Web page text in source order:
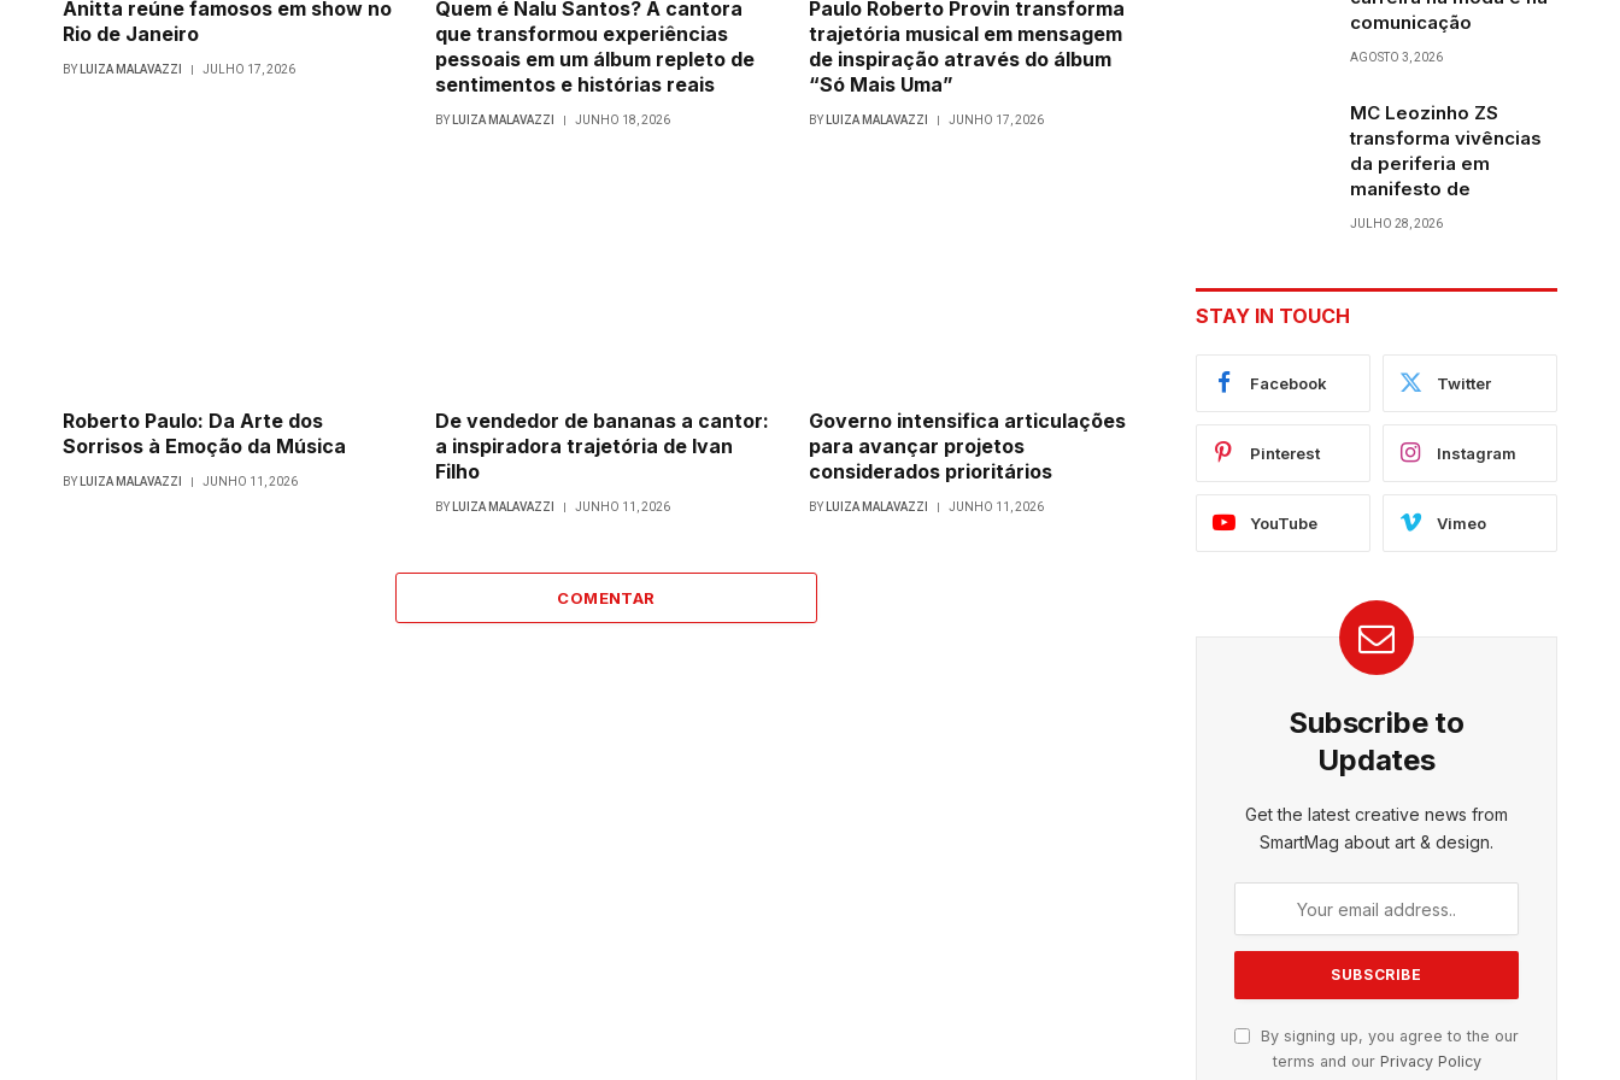
Anitta reúne famosos em show no
Rio de Janeiro
BY LUIZA MALAVAZZI JULHO 17, 2026
Quem é Nalu Santos? A cantora
que transformou experiências
pessoais em um álbum repleto de
sentimentos e histórias reais
BY LUIZA MALAVAZZI JUNHO 18, 2026
Paulo Roberto Provin transforma
trajetória musical em mensagem
de inspiração através do álbum
“Só Mais Uma”
BY LUIZA MALAVAZZI JUNHO 17, 2026
Roberto Paulo: Da Arte dos
Sorrisos à Emoção da Música
BY LUIZA MALAVAZZI JUNHO 11, 2026
De vendedor de bananas a cantor:
a inspiradora trajetória de Ivan
Filho
BY LUIZA MALAVAZZI JUNHO 11, 2026
Governo intensifica articulações
para avançar projetos
considerados prioritários
BY LUIZA MALAVAZZI JUNHO 11, 2026
COMENTAR
comunicação
AGOSTO 3, 2026
MC Leozinho ZS
transforma vivências
da periferia em
manifesto de
JULHO 28, 2026
STAY IN TOUCH
Facebook Twitter
Pinterest Instagram
YouTube Vimeo
Subscribe to
Updates
Get the latest creative news from
SmartMag about art & design.
By signing up, you agree to the our
terms and our Privacy Policy